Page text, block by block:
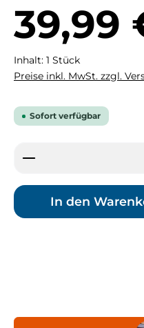
39,99
Inhalt: 1 Stück
Preise inkl. MwSt. zzgl.
Sofort verfügbar
Produkt Anzahl:
In den